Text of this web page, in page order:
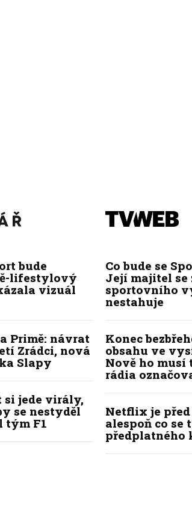
bude
lifestylový
vizuál
Primě: návrat
Zrádci, nová
Slapy
si jede virály,
se nestyděl
tým F1
Co bude se
Její majitel se
sportovního
nestahuje
Konec
obsahu ve
Nově ho musí
rádia
Netflix je před
alespoň co se
předplatného